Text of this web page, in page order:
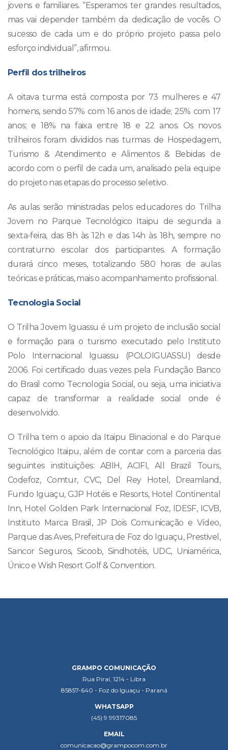
jovens e familiares. “Esperamos ter grandes resultados,
mas vai depender também da dedicação de vocês. O
sucesso de cada um e do próprio projeto passa pelo
esforço individual”, afirmou.
Perfil dos trilheiros
A oitava turma está composta por 73 mulheres e 47
homens, sendo 57% com 16 anos de idade; 25% com 17
anos; e 18% na faixa entre 18 e 22 anos. Os novos
trilheiros foram divididos nas turmas de Hospedagem,
Turismo & Atendimento e Alimentos & Bebidas de
acordo com o perfil de cada um, analisado pela equipe
do projeto nas etapas do processo seletivo.
As aulas serão ministradas pelos educadores do Trilha
Jovem no Parque Tecnológico Itaipu de segunda a
sexta-feira, das 8h às 12h e das 14h às 18h, sempre no
contraturno escolar dos participantes. A formação
durará cinco meses, totalizando 580 horas de aulas
teóricas e práticas, mais o acompanhamento profissional.
Tecnologia Social
O Trilha Jovem Iguassu é um projeto de inclusão social
e formação para o turismo executado pelo Instituto
Polo Internacional Iguassu (POLOIGUASSU) desde
2006. Foi certificado duas vezes pela Fundação Banco
do Brasil como Tecnologia Social, ou seja, uma iniciativa
capaz de transformar a realidade social onde é
desenvolvido.
O Trilha tem o apoio da Itaipu Binacional e do Parque
Tecnológico Itaipu, além de contar com a parceria das
seguintes instituições: ABIH, ACIFI, All Brazil Tours,
Codefoz, Comtur, CVC, Del Rey Hotel, Dreamland,
Fundo Iguaçu, GJP Hotéis e Resorts, Hotel Continental
Inn, Hotel Golden Park Internacional Foz, IDESF, ICVB,
Instituto Marca Brasil, JP Dois Comunicação e Vídeo,
Parque das Aves, Prefeitura de Foz do Iguaçu, Prestivel,
Sancor Seguros, Sicoob, Sindhotéis, UDC, Uniamérica,
Único e Wish Resort Golf & Convention.
GRAMPO COMUNICAÇÃO
Rua Piraí, 1214 - Libra
85857-640 - Foz do Iguaçu - Paraná
WHATSAPP
(45) 9 99317085
EMAIL
comunicacao@grampocom.com.br